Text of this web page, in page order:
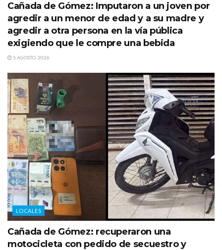
Cañada de Gómez: Imputaron a un joven por
agredir a un menor de edad y a su madre y
agredir a otra persona en la vía pública
exigiendo que le compre una bebida
5 AGOSTO, 2026
LOCALES
Cañada de Gómez: recuperaron una
motocicleta con pedido de secuestro y